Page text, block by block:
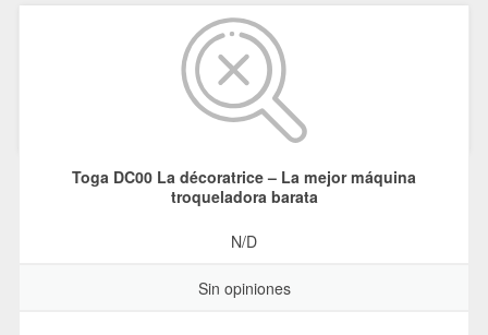
Toga DC00 La décoratrice – La mejor máquina
troqueladora barata
N/D
Sin opiniones